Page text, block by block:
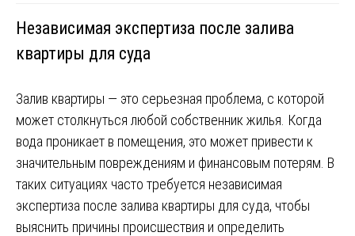
Независимая экспертиза после залива
квартиры для суда
Залив квартиры — это серьезная проблема, с которой
может столкнуться любой собственник жилья. Когда
вода проникает в помещения, это может привести к
значительным повреждениям и финансовым потерям. В
таких ситуациях часто требуется независимая
экспертиза после залива квартиры для суда, чтобы
выяснить причины происшествия и определить